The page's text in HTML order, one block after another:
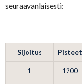
seuraavanlaisesti:
Sijoitus Pisteet
1 1200